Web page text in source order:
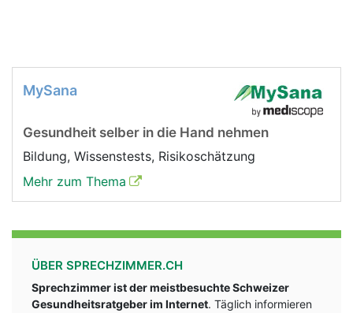
MySana
Gesundheit selber in die Hand nehmen
Bildung, Wissenstests, Risikoschätzung
Mehr zum Thema
ÜBER SPRECHZIMMER.CH
Sprechzimmer ist der meistbesuchte Schweizer
Gesundheitsratgeber im Internet. Täglich informieren